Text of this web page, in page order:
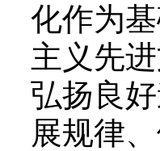
化作为
主义先
弘扬良
展规律